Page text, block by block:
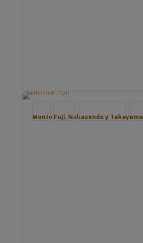
Monte Fuji, Nakasendo y Takayama